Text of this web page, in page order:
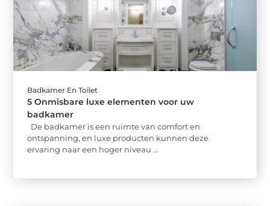
Badkamer En Toilet
5 Onmisbare luxe elementen voor uw
badkamer
De badkamer is een ruimte van comfort en
ontspanning, en luxe producten kunnen deze
ervaring naar een hoger niveau ...